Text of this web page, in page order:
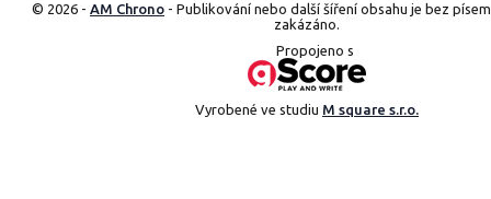
© 2026 - AM Chrono - Publikování nebo další šíření obsahu je bez
zakázáno.
Propojeno s
Vyrobené ve studiu M square s.r.o.